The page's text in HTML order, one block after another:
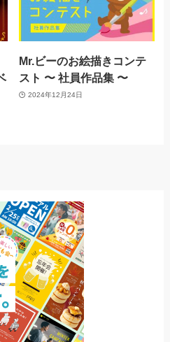
Mr.ビーのお絵描きコンテ
スト 〜 社員作品集 〜
2024年12月24日